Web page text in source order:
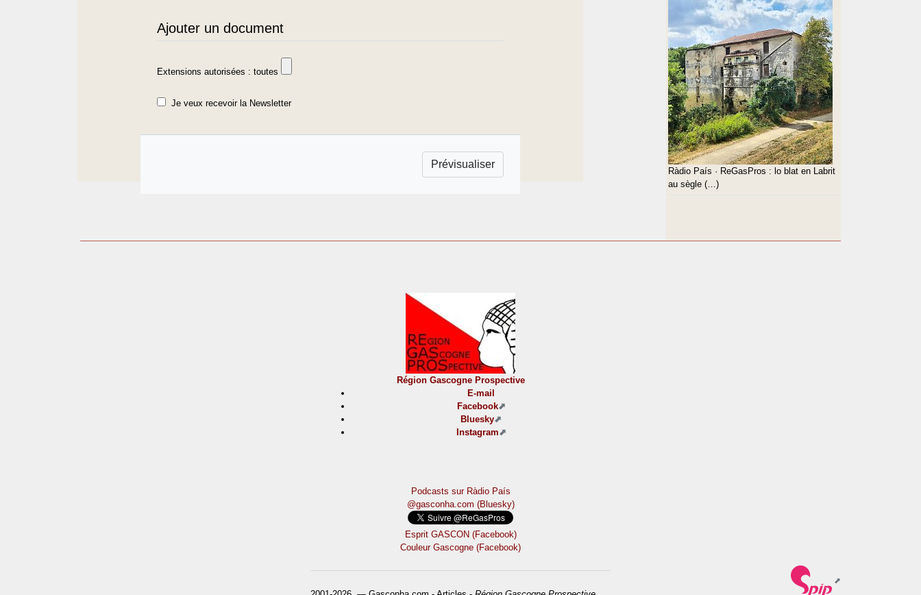
Ajouter un document
Extensions autorisées : toutes
Je veux recevoir la Newsletter
Ràdio País · ReGasPros : lo blat en Labrit
au sègle (…)
Région Gascogne Prospective
E-mail
Facebook
Bluesky
Instagram
Podcasts sur Ràdio País
@gasconha.com (Bluesky)
Esprit GASCON (Facebook)
Couleur Gascogne (Facebook)